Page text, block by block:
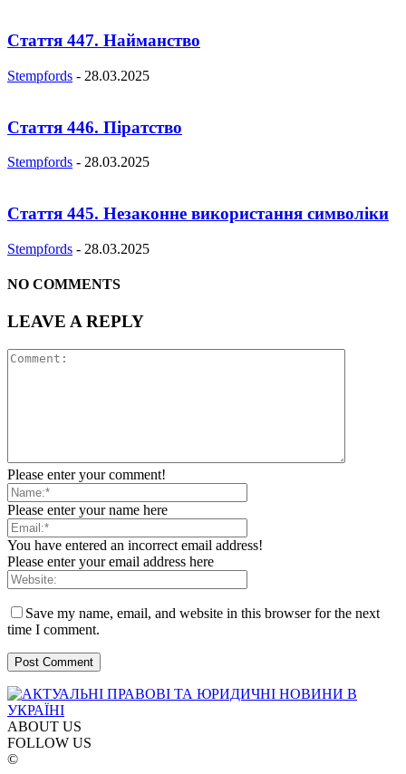
Стаття 447. Найманство
Stempfords - 28.03.2025
Стаття 446. Піратство
Stempfords - 28.03.2025
Стаття 445. Незаконне використання символіки
Stempfords - 28.03.2025
NO COMMENTS
LEAVE A REPLY
Please enter your comment!
Please enter your name here
You have entered an incorrect email address!
Please enter your email address here
Save my name, email, and website in this browser for the next
time I comment.
ABOUT US
FOLLOW US
©